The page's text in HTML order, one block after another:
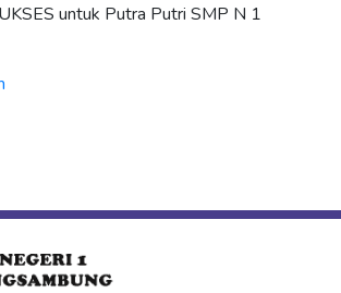
untuk Putra Putri SMP N 1